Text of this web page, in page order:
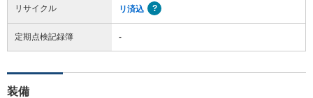
リサイクル リ済込
定期点検記録簿 -
装備